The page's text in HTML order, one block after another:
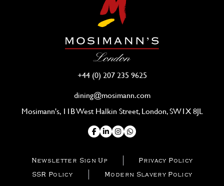
Newsletter Sign Up
Privacy Policy
SSR Policy
Modern Slavery Policy
+44 (0) 207 235 9625
dining@mosimann.com
Mosimann's, 11B West Halkin Street, London, SW1X 8JL